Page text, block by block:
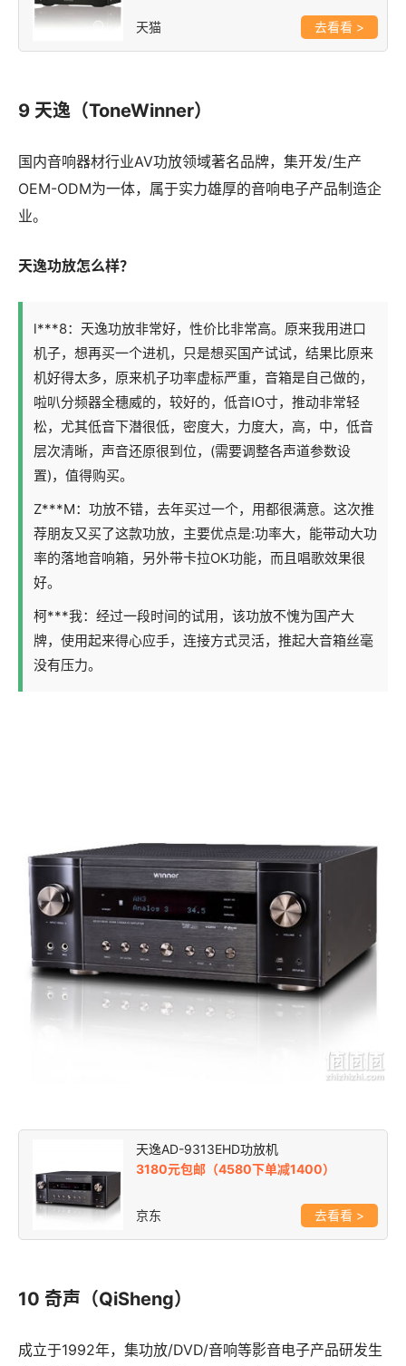
天猫 >
9 天逸（ToneWinner）
国内音响器材行业AV功放领域著名品牌，集开发/生产
OEM-ODM为一体，属于实力雄厚的音响电子产品制造企
业。
天逸功放怎么样？
l***8：天逸功放非常好，性价比非常高。原来我用进口
机子，想再买一个进机，只是想买国产试试，结果比原来
机好得太多，原来机子功率虚标严重，音箱是自己做的，
啦叭分频器全穗威的，较好的，低音IO寸，推动非常轻
松，尤其低音下潜很低，密度大，力度大，高，中，低音
层次清晰，声音还原很到位，(需要调整各声道参数设
置)，值得购买。
Z***M：功放不错，去年买过一个，用都很满意。这次推
荐朋友又买了这款功放，主要优点是:功率大，能带动大功
率的落地音响箱，另外带卡拉OK功能，而且唱歌效果很
好。
柯***我：经过一段时间的试用，该功放不愧为国产大
牌，使用起来得心应手，连接方式灵活，推起大音箱丝毫
没有压力。
天逸AD-9313EHD功放机
3180元包邮（4580下单减1400）
京东 >
10 奇声（QiSheng）
成立于1992年，集功放/DVD/音响等影音电子产品研发生